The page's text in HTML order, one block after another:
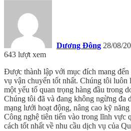
Dương Đông 28/08/
643 lượt xem
Được thành lập với mục đích mang
vụ vận chuyển tốt nhất. Chúng tôi luôn
một yếu tố quan trọng hàng đầu trong
Chúng tôi đã và đang không ngừng đa
mạng lưới hoạt động, nâng cao kỹ
Công nghệ tiên tiến vào trong lĩnh vực
cách tốt nhất về nhu cầu dịch vụ của